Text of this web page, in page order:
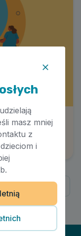
siły
masz mniej
z
i